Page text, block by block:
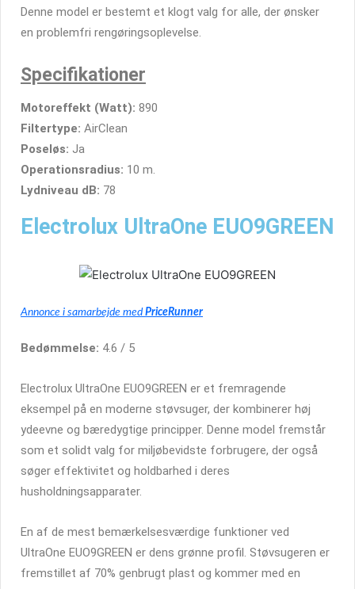
Denne model er bestemt et klogt valg for alle, der ønsker
en problemfri rengøringsoplevelse.
Specifikationer
Motoreffekt (Watt): 890
Filtertype: AirClean
Poseløs: Ja
Operationsradius: 10 m.
Lydniveau dB: 78
Electrolux UltraOne EUO9GREEN
Annonce i samarbejde med PriceRunner
Bedømmelse: 4.6 / 5
Electrolux UltraOne EUO9GREEN er et fremragende
eksempel på en moderne støvsuger, der kombinerer høj
ydeevne og bæredygtige principper. Denne model fremstår
som et solidt valg for miljøbevidste forbrugere, der også
søger effektivitet og holdbarhed i deres
husholdningsapparater.
En af de mest bemærkelsesværdige funktioner ved
UltraOne EUO9GREEN er dens grønne profil. Støvsugeren er
fremstillet af 70% genbrugt plast og kommer med en